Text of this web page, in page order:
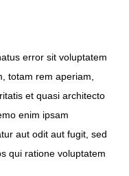
error sit voluptatem
totam rem aperiam,
et quasi architecto
enim ipsam
aut odit aut fugit, sed
qui ratione voluptatem